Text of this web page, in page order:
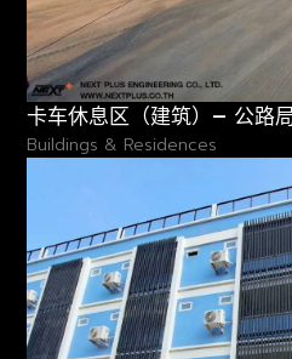
卡车休息区（建筑）– 公路
Buildings & Residences